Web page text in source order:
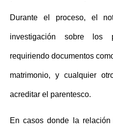
Durante el proceso, el
investigación sobre los
requiriendo documentos
matrimonio, y cualquier
acreditar el parentesco.
En casos donde la